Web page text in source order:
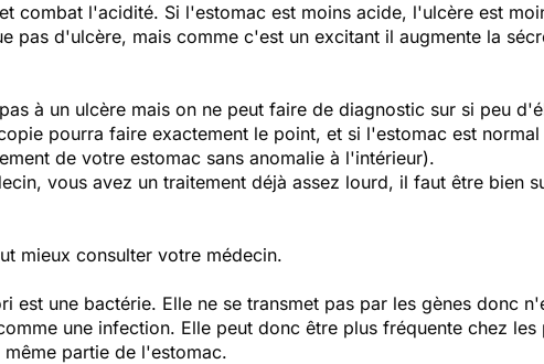
combat l'acidité. Si l'estomac est moins acide, l'ulcère est
pas d'ulcère, mais comme c'est un excitant il augmente la
à un ulcère mais on ne peut faire de diagnostic sur si peu
pourra faire exactement le point, et si l'estomac est
de votre estomac sans anomalie à l'intérieur).
vous avez un traitement déjà assez lourd, il faut être bien
mieux consulter votre médecin.
est une bactérie. Elle ne se transmet pas par les gènes donc
une infection. Elle peut donc être plus fréquente chez les
partie de l'estomac.